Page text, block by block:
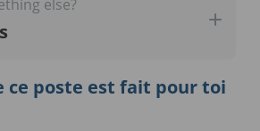
else?
ce poste est fait pour toi